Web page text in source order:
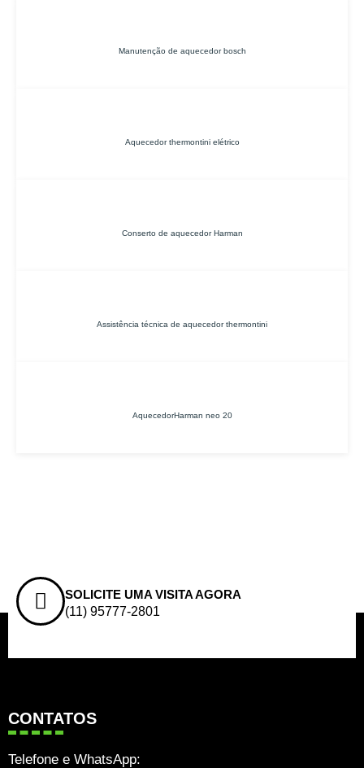
Manutenção de aquecedor bosch
Aquecedor thermontini elétrico
Conserto de aquecedor Harman
Assistência técnica de aquecedor thermontini
AquecedorHarman neo 20
SOLICITE UMA VISITA AGORA
(11) 95777-2801
CONTATOS
Telefone e WhatsApp: